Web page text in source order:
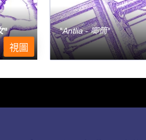
視圖
Antlia - 唧筒